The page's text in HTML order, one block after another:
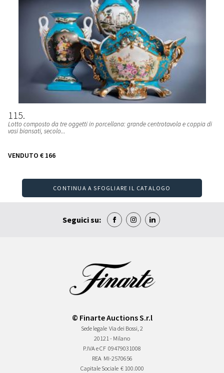
115
Lotto composto da tre oggetti in porcellana: grande centrotavola e coppia di
vasi biansati, secolo...
VENDUTO € 166
CONTINUA A SFOGLIARE IL CATALOGO
Seguici su:
© Finarte Auctions S.r.l
Sede legale Via dei Bossi, 2
20121 - Milano
P.IVA e CF 09479031008
REA MI-2570656
Capitale Sociale € 100.000